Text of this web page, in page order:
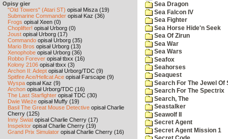
Opisy gier
"Old Towers" (Atari ST) opisał Misza (19)
Submarine Commander opisał Kaz (36)
Frogs opisał Xeen (0)
Choplifter! opisał Urborg (0)
Joust opisał Urborg (17)
Commando opisał Urborg (35)
Mario Bros opisał Urborg (13)
Xenophobe opisał Urborg (36)
Robbo Forever opisał tbxx (16)
Kolony 2106 opisał tbxx (3)
Archon II: Adept opisał Urborg/TDC (9)
Spitfire Ace/Hellcat Ace opisał Farscape (9)
Wyspa opisał Kaz (9)
Archon opisał Urborg/TDC (16)
The Last Starfighter opisał TDC (30)
Dwie Wieże opisał Muffy (19)
Basil The Great Mouse Detective opisał Charlie
Cherry (125)
Inny Świat opisał Charlie Cherry (17)
Inspektor opisał Charlie Cherry (19)
Grand Prix Simulator opisał Charlie Cherry (16)
Sea Dragon
Sea Falcon IV
Sea Fighter
Sea Horse Hide'n Seek
Sea Of Zirun
Sea War
Sea Wars
Seafox
Seahorses
Seaquest
Search For The Jewel Of
Search For The Spectrix
Search, The
Seastalker
Seawolf II
Secret Agent
Secret Agent Mission 1